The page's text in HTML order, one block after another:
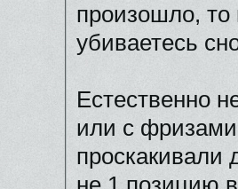
произошло, то
убиваетесь
Естественно
или с
проскакивали